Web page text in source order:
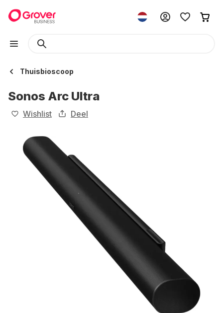
Thuisbioscoop
Sonos Arc Ultra
Wishlist Deel